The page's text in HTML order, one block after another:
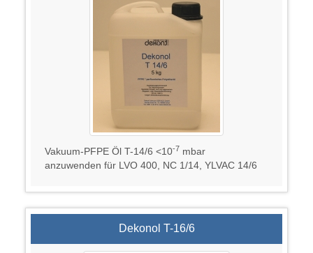
Vakuum-PFPE Öl T-14/6 <10-7 mbar
anzuwenden für LVO 400, NC 1/14, YLVAC 14/6
Dekonol T-16/6